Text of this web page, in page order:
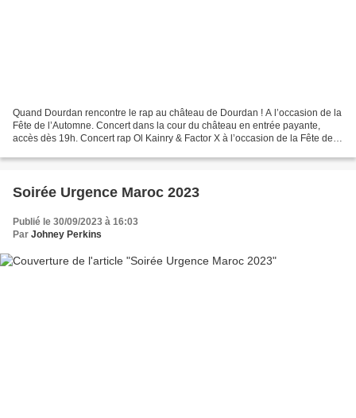
Quand Dourdan rencontre le rap au château de Dourdan ! A l’occasion de la
Fête de l’Automne. Concert dans la cour du château en entrée payante,
accès dès 19h. Concert rap Ol Kainry & Factor X à l’occasion de la Fête de
Soirée Urgence Maroc 2023
Publié le 30/09/2023 à 16:03
Par Johney Perkins